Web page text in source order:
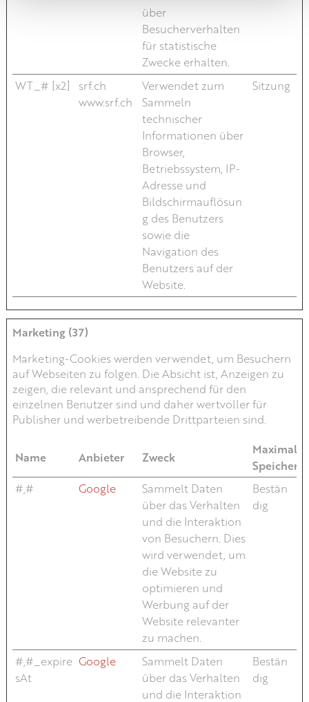
über
Besucherverhalten
für statistische
Zwecke erhalten.
WT_# [x2]
srf.ch
www.srf.ch
Verwendet zum
Sammeln
technischer
Informationen über
Browser,
Betriebssystem, IP-
Adresse und
Bildschirmauflösun
g des Benutzers
sowie die
Navigation des
Benutzers auf der
Website.
Sitzung
Marketing (37)
Marketing-Cookies werden verwendet, um Besuchern
auf Webseiten zu folgen. Die Absicht ist, Anzeigen zu
zeigen, die relevant und ansprechend für den
einzelnen Benutzer sind und daher wertvoller für
Publisher und werbetreibende Drittparteien sind.
Name Anbieter Zweck
Maximale
#,#
Google
Sammelt Daten
über das Verhalten
und die Interaktion
von Besuchern. Dies
wird verwendet, um
die Website zu
optimieren und
Werbung auf der
Website relevanter
zu machen.
Bestän
dig
#,#_expire
sAt
Google
Sammelt Daten
über das Verhalten
und die Interaktion
Bestän
dig